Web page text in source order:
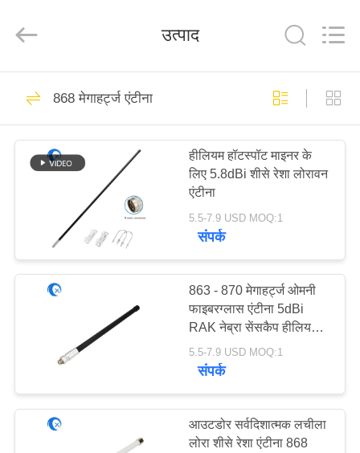
उत्पादों
कारखाना
गुणवत्ता
नियंत्रण
Reserved.
ओमनी वाईफाई एंटीना
जीएसएम ऐन्टेना
24
50
उत्पाद
868 मेगाहर्ट्ज एंटीना
हीलियम हॉटस्पॉट माइनर के
लिए 5.8dBi शीसे रेशा लोरावन
एंटीना
5.5-7.9 USD MOQ:1
संपर्क
863 - 870 मेगाहर्ट्ज ओमनी
फाइबरग्लास एंटीना 5dBi
RAK नेब्रा सेंसकैप हीलियम
हॉटस्पॉट माइनर के लिए
5.5-7.9 USD MOQ:1
संपर्क
आउटडोर सर्वदिशात्मक लचीला
लोरा शीसे रेशा एंटीना 868